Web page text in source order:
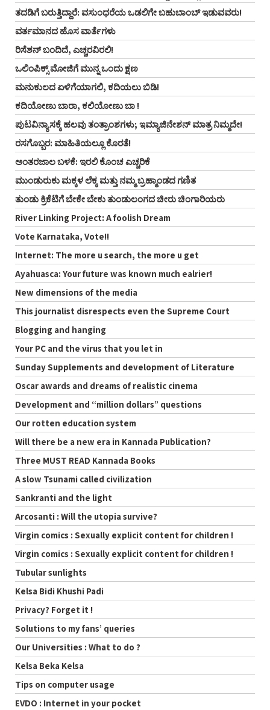
ತದಡಿಗೆ ಬರುತ್ತಿದ್ದಾರೆ: ವಸುಂಧರೆಯ ಒಡಲಿಗೇ ಬಹುಬಾಂಬ್ ಇಡುವವರು!
ವರ್ತಮಾನದ ಹೊಸ ವಾರ್ತೆಗಳು
ರಿಸೆಶನ್ ಬಂದಿದೆ, ಎಚ್ಚರವಿರಲಿ!
ಒಲಿಂಪಿಕ್ಸ್ ಮೋಜಿಗೆ ಮುನ್ನ ಒಂದು ಕ್ಷಣ
ಮನುಕುಲದ ಏಳಿಗೆಯಾಗಲಿ, ಕದಿಯಲು ಬಿಡಿ!
ಕದಿಯೋಣು ಬಾರಾ, ಕಲಿಯೋಣು ಬಾ !
ಪುಟವಿನ್ಯಾಸಕ್ಕೆ ಹಲವು ತಂತ್ರಾಂಶಗಳು; ಇಮ್ಯಾಜಿನೇಶನ್ ಮಾತ್ರ ನಿಮ್ಮದೇ!
ರಸಗೊಬ್ಬರ: ಮಾಹಿತಿಯಲ್ಲೂ ಕೊರತೆ!
ಅಂತರಜಾಲ ಬಳಕೆ: ಇರಲಿ ಕೊಂಚ ಎಚ್ಚರಿಕೆ
ಮುಂಡುರುಕು ಮಕ್ಕಳ ಲೆಕ್ಕ ಮತ್ತು ನಮ್ಮ ಬ್ರಹ್ಮಾಂಡದ ಗಣಿತ
ತುಂಡು ಕ್ರಿಕೆಟಿಗೆ ಬೇಕೇ ಬೇಕು ತುಂಡುಲಂಗದ ಚೀರು ಚಿಂಗಾರಿಯರು
River Linking Project: A foolish Dream
Vote Karnataka, Vote!!
Internet: The more u search, the more u get
Ayahuasca: Your future was known much ealrier!
New dimensions of the media
This journalist disrespects even the Supreme Court
Blogging and hanging
Your PC and the virus that you let in
Sunday Supplements and development of Literature
Oscar awards and dreams of realistic cinema
Development and “million dollars” questions
Our rotten education system
Will there be a new era in Kannada Publication?
Three MUST READ Kannada Books
A slow Tsunami called civilization
Sankranti and the light
Arcosanti : Will the utopia survive?
Virgin comics : Sexually explicit content for children !
Virgin comics : Sexually explicit content for children !
Tubular sunlights
Kelsa Bidi Khushi Padi
Privacy? Forget it !
Solutions to my fans’ queries
Our Universities : What to do ?
Kelsa Beka Kelsa
Tips on computer usage
EVDO : Internet in your pocket